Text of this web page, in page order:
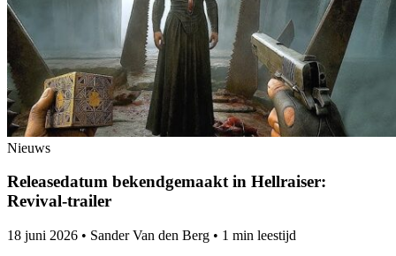
Nieuws
Releasedatum bekendgemaakt in Hellraiser:
Revival-trailer
18 juni 2026 • Sander Van den Berg • 1 min leestijd